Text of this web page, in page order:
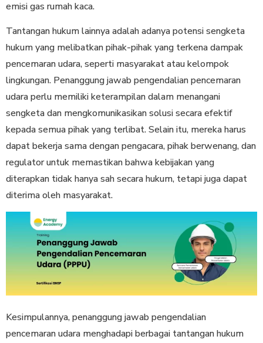
emisi gas rumah kaca.
Tantangan hukum lainnya adalah adanya potensi sengketa
hukum yang melibatkan pihak-pihak yang terkena dampak
pencemaran udara, seperti masyarakat atau kelompok
lingkungan. Penanggung jawab pengendalian pencemaran
udara perlu memiliki keterampilan dalam menangani
sengketa dan mengkomunikasikan solusi secara efektif
kepada semua pihak yang terlibat. Selain itu, mereka harus
dapat bekerja sama dengan pengacara, pihak berwenang, dan
regulator untuk memastikan bahwa kebijakan yang
diterapkan tidak hanya sah secara hukum, tetapi juga dapat
diterima oleh masyarakat.
Kesimpulannya, penanggung jawab pengendalian
pencemaran udara menghadapi berbagai tantangan hukum